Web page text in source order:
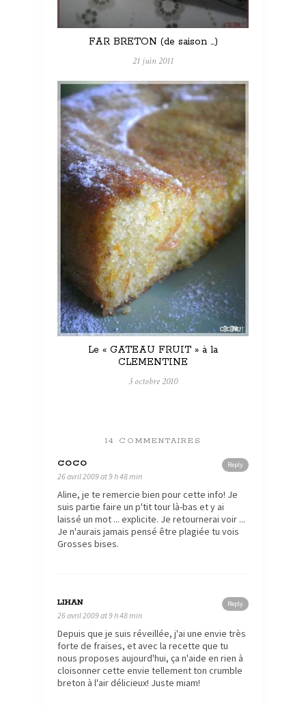
FAR BRETON (de saison …)
21 juin 2011
Le « GATEAU FRUIT » à la
CLEMENTINE
3 octobre 2010
14 COMMENTAIRES
Reply
COCO
26 avril 2009 at 9 h 48 min
Aline, je te remercie bien pour cette info! Je
suis partie faire un p'tit tour là-bas et y ai
laissé un mot ... explicite. Je retournerai voir ...
Je n'aurais jamais pensé être plagiée tu vois
Grosses bises.
Reply
LIHAN
26 avril 2009 at 9 h 48 min
Depuis que je suis réveillée, j'ai une envie très
forte de fraises, et avec la recette que tu
nous proposes aujourd'hui, ça n'aide en rien à
cloisonner cette envie tellement ton crumble
breton à l'air délicieux! Juste miam!